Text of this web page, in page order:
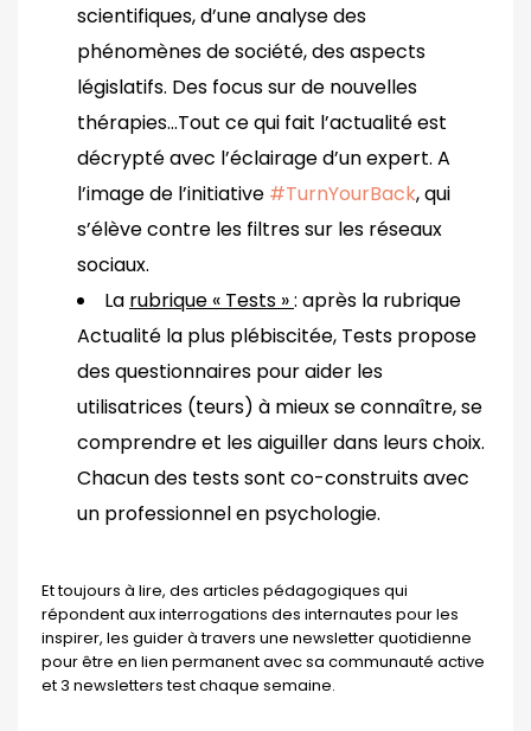
scientifiques, d’une analyse des
phénomènes de société, des aspects
législatifs. Des focus sur de nouvelles
thérapies…Tout ce qui fait l’actualité est
décrypté avec l’éclairage d’un expert. A
l’image de l’initiative #TurnYourBack, qui
s’élève contre les filtres sur les réseaux
sociaux.
La rubrique « Tests »: après la rubrique
Actualité la plus plébiscitée, Tests propose
des questionnaires pour aider les
utilisatrices (teurs) à mieux se connaître, se
comprendre et les aiguiller dans leurs choix.
Chacun des tests sont co-construits avec
un professionnel en psychologie.
Et toujours à lire, des articles pédagogiques qui
répondent aux interrogations des internautes pour les
inspirer, les guider à travers une newsletter quotidienne
pour être en lien permanent avec sa communauté active
et 3 newsletters test chaque semaine.